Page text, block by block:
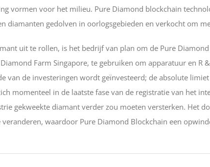
vormen voor het milieu. Pure Diamond blockchain
diamanten gedolven in oorlogsgebieden en verkocht om
uit te rollen, is het bedrijf van plan om de Pure Diamond
Farm Singapore, te gebruiken om apparatuur en R
van de investeringen wordt geïnvesteerd; de absolute
momenteel in de laatste fase van de registratie van het
gekweekte diamant verder zou moeten versterken. Het
waardoor Pure Diamond Blockchain een